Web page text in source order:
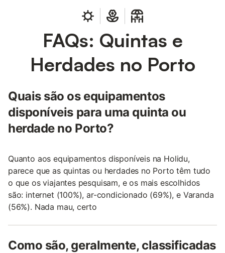
FAQs: Quintas e
Herdades no Porto
Quais são os equipamentos
disponíveis para uma quinta ou
herdade no Porto?
Quanto aos equipamentos disponíveis na Holidu,
parece que as quintas ou herdades no Porto têm tudo
o que os viajantes pesquisam, e os mais escolhidos
são: internet (100%), ar-condicionado (69%), e Varanda
(56%). Nada mau, certo
Como são, geralmente, classificadas